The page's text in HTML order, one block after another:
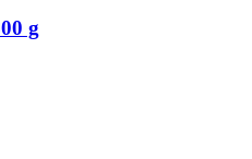
g